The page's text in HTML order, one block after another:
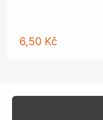
6,50 Kč